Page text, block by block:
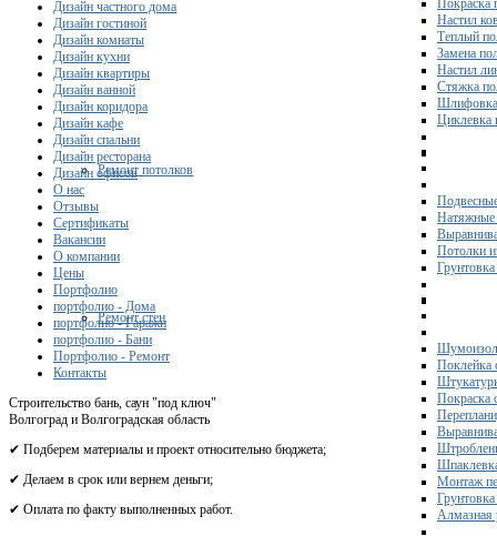
Покраска
Настил
Теплый
Замена
Настил
Стяжка
Циклевка
Ремонт потолков
Натяжные
Потолки
Ремонт стен
Поклейка
Покраска
Монтаж
Грунтовка
Алмазная
Дизайн частного дома
Дизайн гостиной
Дизайн комнаты
Дизайн кухни
Дизайн квартиры
Дизайн ванной
Дизайн коридора
Дизайн кафе
Дизайн спальни
Дизайн ресторана
Дизайн офисов
О нас
Отзывы
Сертификаты
Вакансии
О компании
Цены
Портфолио
портфолио - Дома
портфолио - Гаражи
портфолио - Бани
Портфолио - Ремонт
Контакты
Строительство бань, саун "под ключ"
Волгоград и Волгоградская область
✔ Подберем материалы и проект относительно бюджета;
✔ Делаем в срок или вернем деньги;
✔ Оплата по факту выполненных работ.